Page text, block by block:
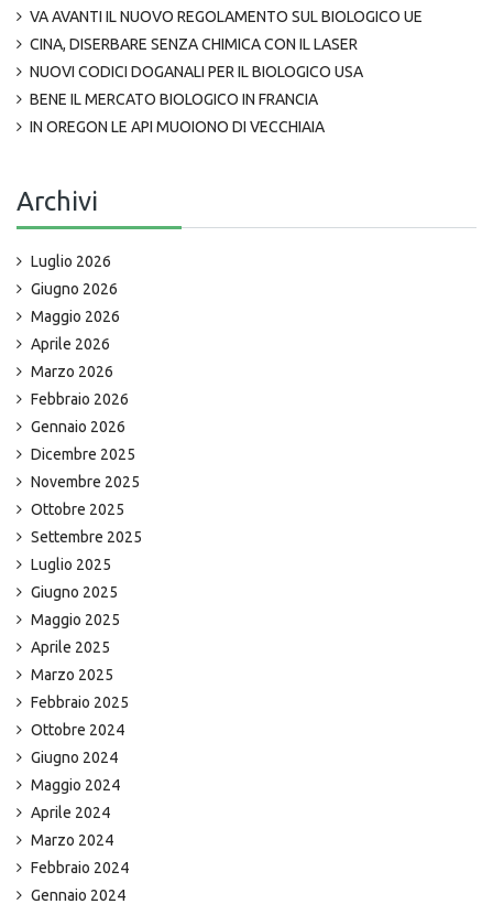
VA AVANTI IL NUOVO REGOLAMENTO SUL BIOLOGICO UE
CINA, DISERBARE SENZA CHIMICA CON IL LASER
NUOVI CODICI DOGANALI PER IL BIOLOGICO USA
BENE IL MERCATO BIOLOGICO IN FRANCIA
IN OREGON LE API MUOIONO DI VECCHIAIA
Archivi
Luglio 2026
Giugno 2026
Maggio 2026
Aprile 2026
Marzo 2026
Febbraio 2026
Gennaio 2026
Dicembre 2025
Novembre 2025
Ottobre 2025
Settembre 2025
Luglio 2025
Giugno 2025
Maggio 2025
Aprile 2025
Marzo 2025
Febbraio 2025
Ottobre 2024
Giugno 2024
Maggio 2024
Aprile 2024
Marzo 2024
Febbraio 2024
Gennaio 2024